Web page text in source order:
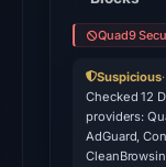
Quad9
Suspicious·
Checked 12
providers:
AdGuard,